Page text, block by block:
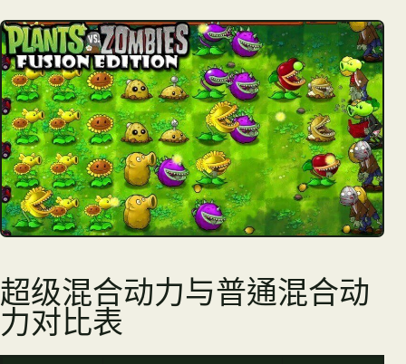
超级混合动力与普通混合动
力对比表